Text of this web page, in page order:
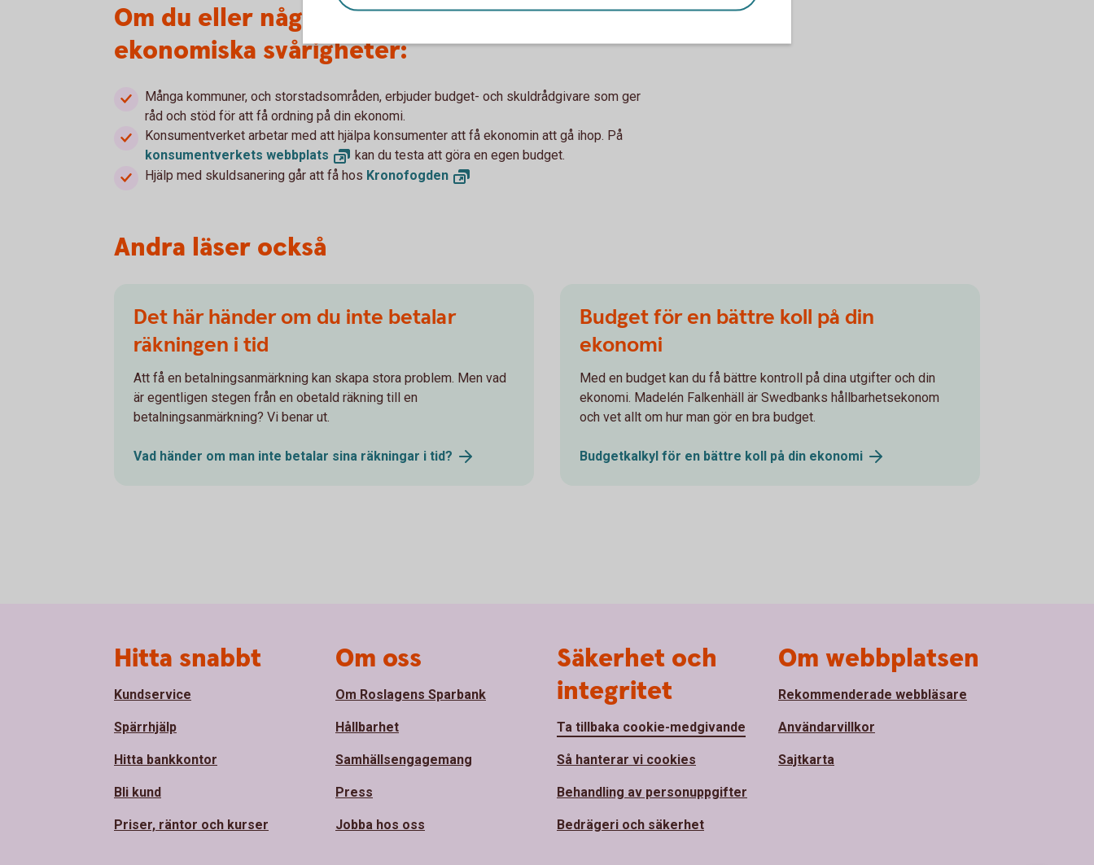
Om du eller någon i din närhet har hamnat i
ekonomiska svårigheter:
Många kommuner, och storstadsområden, erbjuder budget- och skuldrådgivare som ger
råd och stöd för att få ordning på din ekonomi.
Konsumentverket arbetar med att hjälpa konsumenter att få ekonomin att gå ihop. På
konsumentverkets webbplats
kan du testa att göra en egen budget.
Hjälp med skuldsanering går att få hos Kronofogden
Andra läser också
Det här händer om du inte betalar
räkningen i tid
Att få en betalningsanmärkning kan skapa stora problem. Men vad
är egentligen stegen från en obetald räkning till en
betalningsanmärkning? Vi benar ut.
Vad händer om man inte betalar sina räkningar i tid?
Budget för en bättre koll på din
ekonomi
Med en budget kan du få bättre kontroll på dina utgifter och din
ekonomi. Madelén Falkenhäll är Swedbanks hållbarhetsekonom
och vet allt om hur man gör en bra budget.
Budgetkalkyl för en bättre koll på din ekonomi
Hitta snabbt
Kundservice
Spärrhjälp
Hitta bankkontor
Bli kund
Priser, räntor och kurser
Om oss
Om Roslagens Sparbank
Hållbarhet
Samhällsengagemang
Press
Jobba hos oss
Säkerhet och
integritet
Ta tillbaka cookie-medgivande
Så hanterar vi cookies
Behandling av personuppgifter
Bedrägeri och säkerhet
Om webbplatsen
Rekommenderade webbläsare
Användarvillkor
Sajtkarta